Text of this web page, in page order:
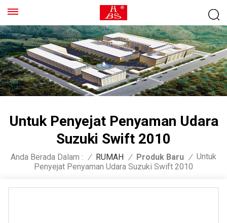
Untuk Penyejat Penyaman Udara
Suzuki Swift 2010
Anda Berada Dalam : / RUMAH / Produk Baru / Untuk
Penyejat Penyaman Udara Suzuki Swift 2010